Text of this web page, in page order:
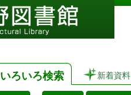
いろいろ検索 新着資料